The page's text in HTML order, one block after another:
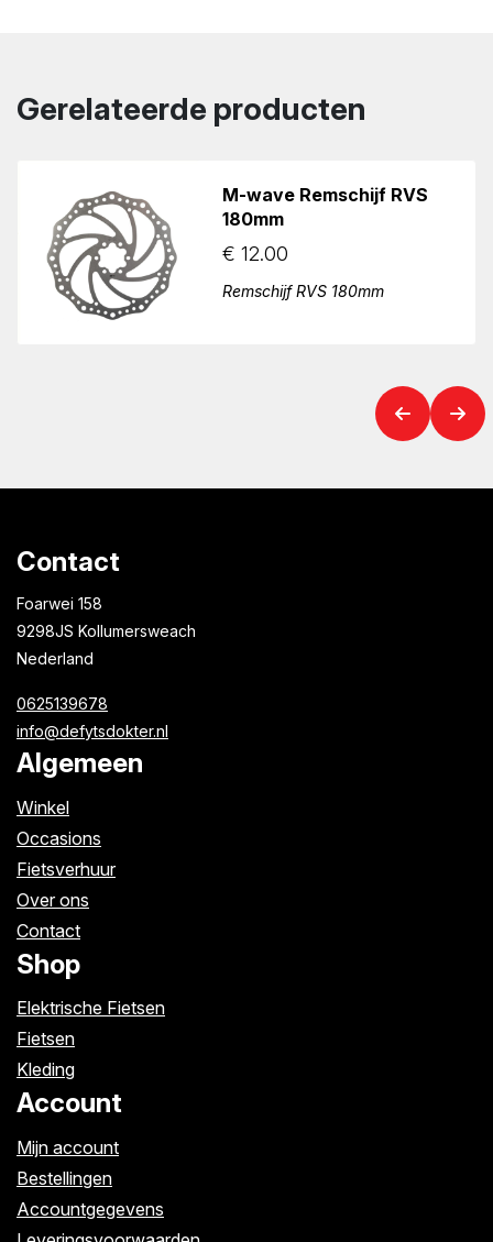
Gerelateerde producten
M-wave Remschijf RVS
180mm
€ 12.00
Remschijf RVS 180mm
Contact
Foarwei 158
9298JS Kollumersweach
Nederland
0625139678
info@defytsdokter.nl
Algemeen
Winkel
Occasions
Fietsverhuur
Over ons
Contact
Shop
Elektrische Fietsen
Fietsen
Kleding
Account
Mijn account
Bestellingen
Accountgegevens